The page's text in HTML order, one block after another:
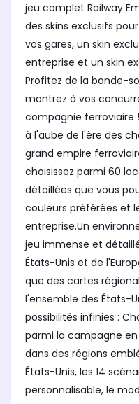
jeu complet Railway
des skins exclusifs
vos gares, un skin
entreprise et un skin
Profitez de la bande-
montrez à vos
compagnie ferroviaire
à l'aube de l'ère des
grand empire
choisissez parmi 60
détaillées que vous
couleurs préférées et
entreprise.Un
jeu immense et
États-Unis et de
que des cartes
l'ensemble des États-
possibilités infinies :
parmi la campagne
dans des régions
États-Unis, les 14
personnalisable, le